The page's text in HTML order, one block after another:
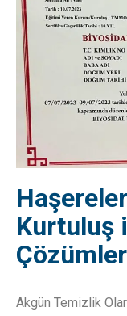
Kurtuluş
Çözümler
Akgün Temizlik